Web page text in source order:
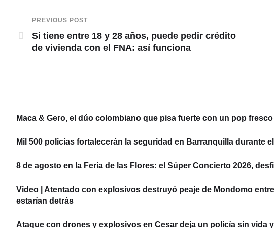
PREVIOUS POST
Si tiene entre 18 y 28 años, puede pedir crédito
de vivienda con el FNA: así funciona
Maca & Gero, el dúo colombiano que pisa fuerte con un pop fresco
Mil 500 policías fortalecerán la seguridad en Barranquilla durante
8 de agosto en la Feria de las Flores: el Súper Concierto 2026,
Video | Atentado con explosivos destruyó peaje de Mondomo
estarían detrás
Ataque con drones y explosivos en Cesar deja un policía sin vida